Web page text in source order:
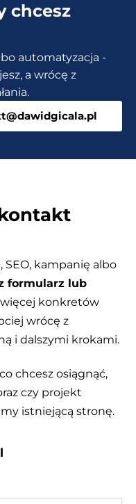
chcesz
automatyzacja -
a wrócę z
SEO, kampanię albo
formularz lub
konkretów
wrócę z
i dalszymi krokami.
chcesz osiągnąć,
czy projekt
istniejącą stronę.